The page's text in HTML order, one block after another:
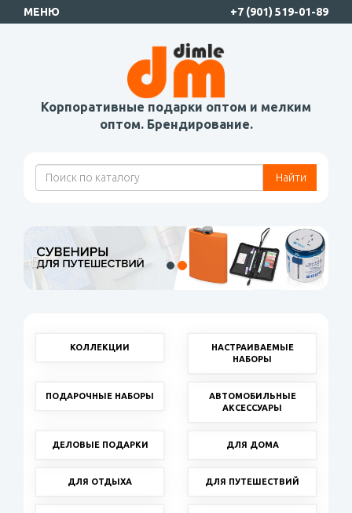
МЕНЮ +7 (901) 519-01-89
Корпоративные подарки оптом и мелким
оптом. Брендирование.
Найти
КОЛЛЕКЦИИ
НАСТРАИВАЕМЫЕ
НАБОРЫ
ПОДАРОЧНЫЕ НАБОРЫ
АВТОМОБИЛЬНЫЕ
АКСЕССУАРЫ
ДЕЛОВЫЕ ПОДАРКИ ДЛЯ ДОМА
ДЛЯ ОТДЫХА ДЛЯ ПУТЕШЕСТВИЙ